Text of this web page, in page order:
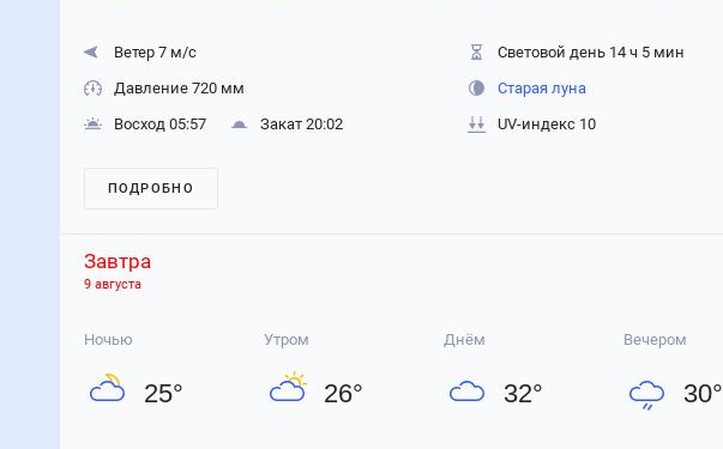
Ветер 7 м/с
Давление 720 мм
Восход 05:57
Закат 20:02
Световой день 14 ч 5 мин
Старая луна
UV-индекс 10
ПОДРОБНО
Завтра
9 августа
Ночью
25°
Утром
26°
Днём
32°
Вечером
30°